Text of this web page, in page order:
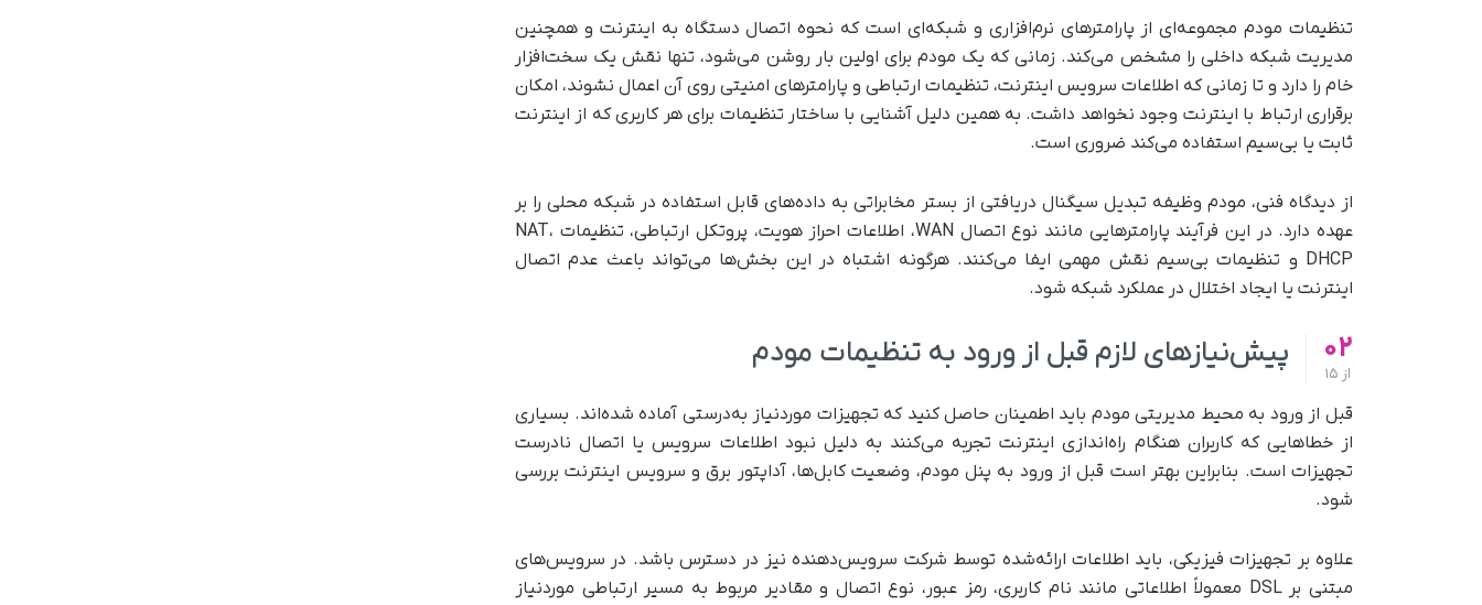
تنظیمات مودم مجموعه‌ای از پارامترهای نرم‌افزاری و شبکه‌ای است که نحوه اتصال دستگاه به اینترنت و همچنین
مدیریت شبکه داخلی را مشخص می‌کند. زمانی که یک مودم برای اولین بار روشن می‌شود، تنها نقش یک سخت‌افزار
خام را دارد و تا زمانی که اطلاعات سرویس اینترنت، تنظیمات ارتباطی و پارامترهای امنیتی روی آن اعمال نشوند، امکان
برقراری ارتباط با اینترنت وجود نخواهد داشت. به همین دلیل آشنایی با ساختار تنظیمات برای هر کاربری که از اینترنت
ثابت یا بی‌سیم استفاده می‌کند ضروری است.
از دیدگاه فنی، مودم وظیفه تبدیل سیگنال دریافتی از بستر مخابراتی به داده‌های قابل استفاده در شبکه محلی را بر
عهده دارد. در این فرآیند پارامترهایی مانند نوع اتصال WAN، اطلاعات احراز هویت، پروتکل ارتباطی، تنظیمات NAT،
DHCP و تنظیمات بی‌سیم نقش مهمی ایفا می‌کنند. هرگونه اشتباه در این بخش‌ها می‌تواند باعث عدم اتصال
اینترنت یا ایجاد اختلال در عملکرد شبکه شود.
02
از
پیش‌نیازهای لازم قبل از ورود به تنظیمات مودم
قبل از ورود به محیط مدیریتی مودم باید اطمینان حاصل کنید که تجهیزات موردنیاز به‌درستی آماده شده‌اند. بسیاری
از خطاهایی که کاربران هنگام راه‌اندازی اینترنت تجربه می‌کنند به دلیل نبود اطلاعات سرویس یا اتصال نادرست
تجهیزات است. بنابراین بهتر است قبل از ورود به پنل مودم، وضعیت کابل‌ها، آداپتور برق و سرویس اینترنت بررسی
شود.
علاوه بر تجهیزات فیزیکی، باید اطلاعات ارائه‌شده توسط شرکت سرویس‌دهنده نیز در دسترس باشد. در سرویس‌های
مبتنی بر DSL معمولاً اطلاعاتی مانند نام کاربری، رمز عبور، نوع اتصال و مقادیر مربوط به مسیر ارتباطی موردنیاز